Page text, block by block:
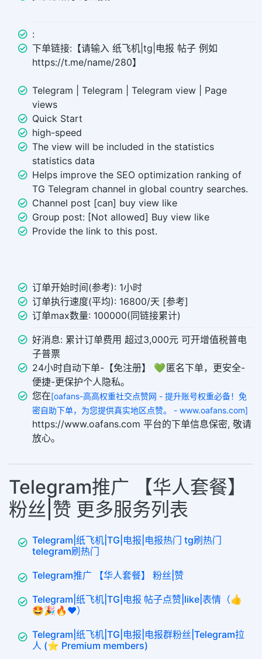
:
下单链接:【请输入 纸飞机|tg|电报 帖子 例如
https://t.me/name/280】
Telegram | Telegram | Telegram view | Page
views
Quick Start
high-speed
The view will be included in the statistics
statistics data
Helps improve the SEO optimization ranking of
TG Telegram channel in global country searches.
Channel post [can] buy view like
Group post: [Not allowed] Buy view like
Provide the link to this post.
订单开始时间(参考): 1小时
订单执行速度(平均): 16800/天 [参考]
订单max数量: 100000(同链接累计)
好消息: 累计订单费用 超过3,000元 可开增值税普电
子普票
24小时自动下单-【免注册】 💚 匿名下单，更安全-
便捷-更保护个人隐私。
您在[oafans-高高权重社交点赞网 - 提升账号权重必备！免
密自助下单，为您提供真实地区点赞。 - www.oafans.com]
https://www.oafans.com 平台的下单信息保密, 敬请
放心。
Telegram推广 【华人套餐】
粉丝|赞 更多服务列表
Telegram|纸飞机|TG|电报|电报热门 tg刷热门
telegram刷热门
Telegram推广 【华人套餐】 粉丝|赞
Telegram|纸飞机|TG|电报 帖子点赞|like|表情（👍
🤩🎉🔥❤️）
Telegram|纸飞机|TG|电报|电报群粉丝|Telegram拉
人 (⭐ Premium members)